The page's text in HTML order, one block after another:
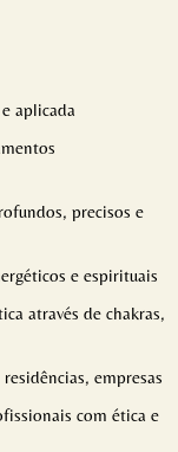
aplicada
precisos e
e espirituais
através de chakras,
empresas
com ética e